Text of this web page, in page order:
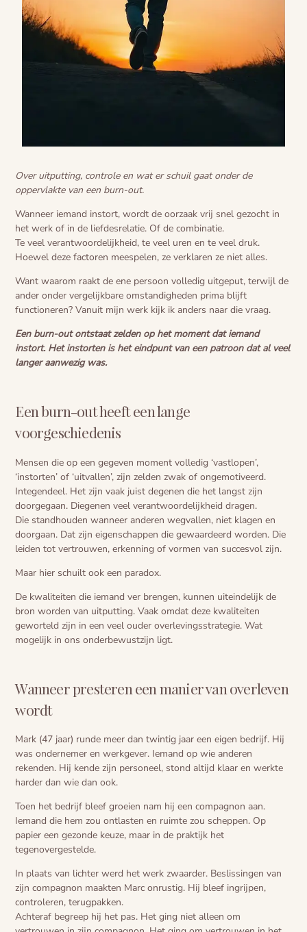
Over uitputting, controle en wat er schuil gaat onder de
oppervlakte van een burn-out.
Wanneer iemand instort, wordt de oorzaak vrij snel gezocht in
het werk of in de liefdesrelatie. Of de combinatie.
Te veel verantwoordelijkheid, te veel uren en te veel druk.
Hoewel deze factoren meespelen, ze verklaren ze niet alles.
Want waarom raakt de ene persoon volledig uitgeput, terwijl de
ander onder vergelijkbare omstandigheden prima blijft
functioneren? Vanuit mijn werk kijk ik anders naar die vraag.
Een burn-out ontstaat zelden op het moment dat iemand
instort. Het instorten is het eindpunt van een patroon dat al veel
langer aanwezig was.
Een burn-out heeft een lange
voorgeschiedenis
Mensen die op een gegeven moment volledig ‘vastlopen’,
‘instorten’ of ‘uitvallen’, zijn zelden zwak of ongemotiveerd.
Integendeel. Het zijn vaak juist degenen die het langst zijn
doorgegaan. Diegenen veel verantwoordelijkheid dragen.
Die standhouden wanneer anderen wegvallen, niet klagen en
doorgaan. Dat zijn eigenschappen die gewaardeerd worden. Die
leiden tot vertrouwen, erkenning of vormen van succesvol zijn.
Maar hier schuilt ook een paradox.
De kwaliteiten die iemand ver brengen, kunnen uiteindelijk de
bron worden van uitputting. Vaak omdat deze kwaliteiten
geworteld zijn in een veel ouder overlevingsstrategie. Wat
mogelijk in ons onderbewustzijn ligt.
Wanneer presteren een manier van overleven
wordt
Mark (47 jaar) runde meer dan twintig jaar een eigen bedrijf. Hij
was ondernemer en werkgever. Iemand op wie anderen
rekenden. Hij kende zijn personeel, stond altijd klaar en werkte
harder dan wie dan ook.
Toen het bedrijf bleef groeien nam hij een compagnon aan.
Iemand die hem zou ontlasten en ruimte zou scheppen. Op
papier een gezonde keuze, maar in de praktijk het
tegenovergestelde.
In plaats van lichter werd het werk zwaarder. Beslissingen van
zijn compagnon maakten Marc onrustig. Hij bleef ingrijpen,
controleren, terugpakken.
Achteraf begreep hij het pas. Het ging niet alleen om